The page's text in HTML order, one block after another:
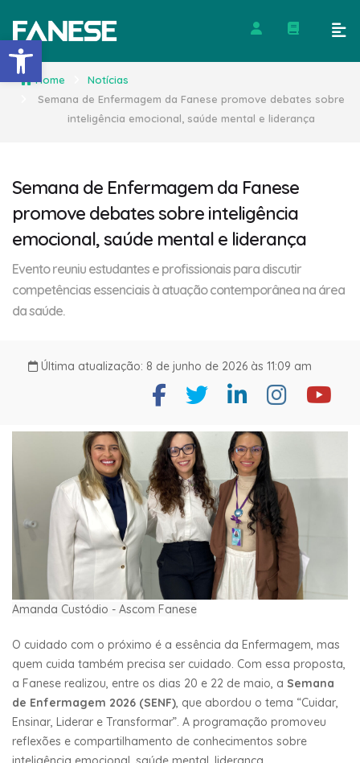
Barra de Ferramentas
Home
Notícias
Semana de Enfermagem da Fanese promove debates sobre
inteligência emocional, saúde mental e liderança
Semana de Enfermagem da Fanese
promove debates sobre inteligência
emocional, saúde mental e liderança
Evento reuniu estudantes e profissionais para discutir
competências essenciais à atuação contemporânea na área
da saúde.
Última atualização: 8 de junho de 2026 às 11:09 am
Amanda Custódio - Ascom Fanese
O cuidado com o próximo é a essência da Enfermagem, mas
quem cuida também precisa ser cuidado. Com essa proposta,
a Fanese realizou, entre os dias 20 e 22 de maio, a Semana
de Enfermagem 2026 (SENF), que abordou o tema “Cuidar,
Ensinar, Liderar e Transformar”. A programação promoveu
reflexões e compartilhamento de conhecimentos sobre